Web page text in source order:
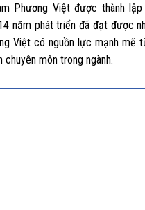
Phương Việt được thành
năm phát triển đã đạt được
Việt có nguồn lực mạnh mẽ
chuyên môn trong ngành.